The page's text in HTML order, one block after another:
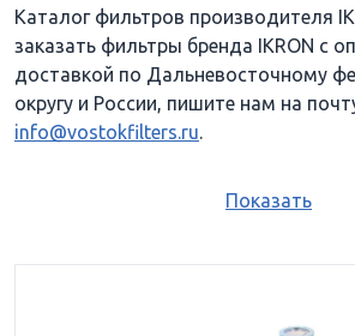
Каталог фильтров производителя
заказать фильтры бренда IKRON с
доставкой по Дальневосточному
округу и России, пишите нам на
info@vostokfilters.ru.
477675Показать